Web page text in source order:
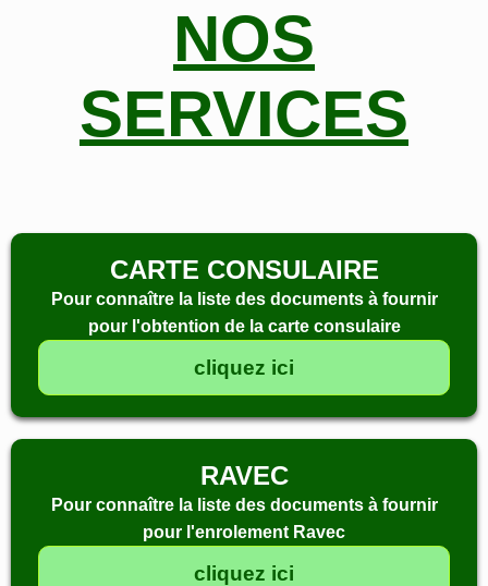
NOS
SERVICES
CARTE CONSULAIRE
Pour connaître la liste des documents à fournir
pour l'obtention de la carte consulaire
cliquez ici
RAVEC
Pour connaître la liste des documents à fournir
pour l'enrolement Ravec
cliquez ici